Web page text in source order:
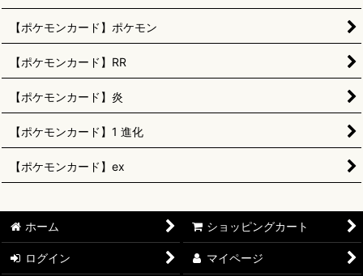
【ポケモンカード】ポケモン
【ポケモンカード】RR
【ポケモンカード】炎
【ポケモンカード】1 進化
【ポケモンカード】ex
ホーム ショッピングカート
ログイン マイページ